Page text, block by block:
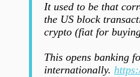
It used to be that
the US block
crypto (fiat for
This opens banking
internationally.